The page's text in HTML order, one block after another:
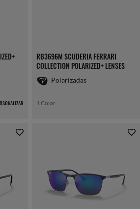
RB3696M SCUDERIA FERRARI
COLLECTION POLARIZED+ LENSES
Polarizadas
1 Color